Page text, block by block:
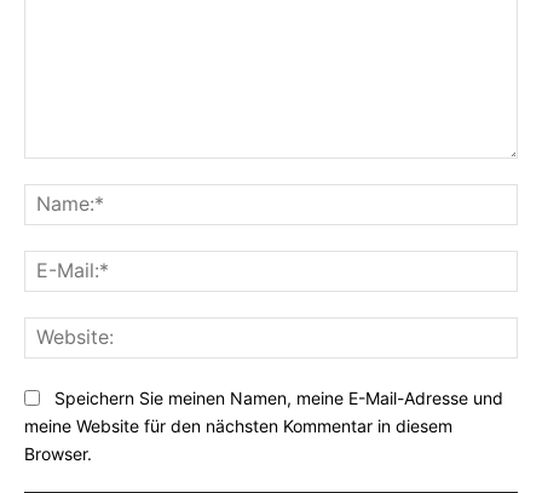
Speichern Sie meinen Namen, meine E-Mail-Adresse und
meine Website für den nächsten Kommentar in diesem
Browser.